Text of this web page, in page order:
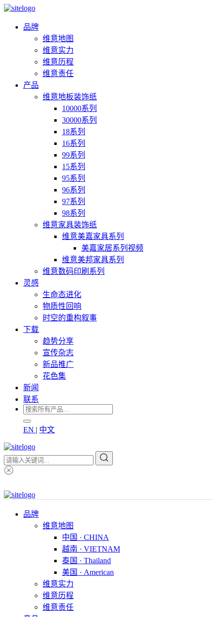
品牌
维意地图
维意实力
维意历程
维意责任
产品
维意地板装饰纸
10000系列
30000系列
18系列
16系列
99系列
15系列
95系列
96系列
97系列
98系列
维意家具装饰纸
维意美嘉家具系列
美嘉家居系列视频
维意美邦家具系列
维意数码印刷系列
灵感
生命态进化
物质性回响
时空的重构叙事
下载
趋势分享
宣传杂志
新品推广
花色集
新闻
联系
EN | 中文
品牌
维意地图
中国 · CHINA
越南 · VIETNAM
泰国 · Thailand
美国 · American
维意实力
维意历程
维意责任